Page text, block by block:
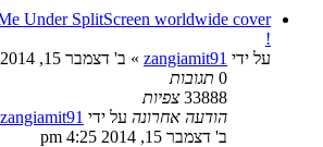
Under SplitScreen worldwide cover
!
על ידי zangiamit91
» ב' דצמבר 15, 2014 4:25 pm
0 תגובות
33888 צפיות
הודעה אחרונה על ידי zangiamit91
ב' דצמבר 15, 2014 4:25 pm